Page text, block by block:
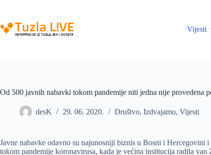
content
Vijesti
Od 500 javnih nabavki tokom pandemije niti jedna nije provedena
desK 29. 06. 2020. Društvo, Izdvajamo, Vijesti
Javne nabavke odavno su najunosniji biznis u Bosni i Hercegovini
tokom pandemije koronavirusa, kada je većina institucija radila